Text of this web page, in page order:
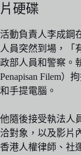
片硬碟
活動負責人李成鋼
人員突然到場，「
政部人員和警察。
Penapisan Filem）
和手提電腦。
他隨後接受執法人
洽對象，以及影片
香港人權律師、社